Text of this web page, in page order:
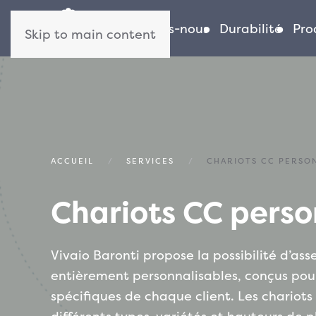
Skip to main contentQui sommes-nous Durabilité
ACCUEIL SERVICES CHARIOTS CC
Chariots CC
Vivaio Baronti propose la possibilité
entièrement personnalisables, conçus
spécifiques de chaque client. Les
nos clients peuvent optimiser leurs
fonction des besoins saisonniers, du
préférences de leurs clients. Chaque